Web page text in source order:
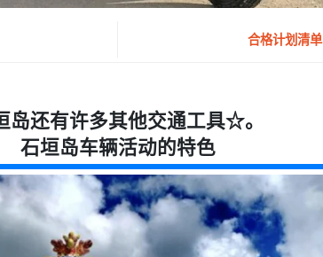
合格计划清单
岛还有许多其他交通工具☆。
石垣岛车辆活动的特色